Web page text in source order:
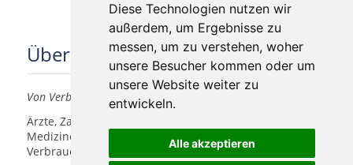
Diese Technologien nutzen wir
außerdem, um Ergebnisse zu
messen, um zu verstehen, woher
unsere Besucher kommen oder um
unsere Website weiter zu
entwickeln.
Alle akzeptieren
Über uns
Von Verbrauchern für Verbraucher
Ärzte, Zahnärzte, Akustiker und andere
Medizindienstleister haben hier die Möglichkeit, sich
Verbrauchern vorzustellen.